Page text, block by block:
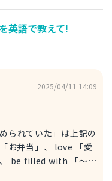
ある。 例文 I
minutes ago. 私は数
。
英語で教えて!
2025/04/11 14:09
られていた」は上記の
be filled with 「～で